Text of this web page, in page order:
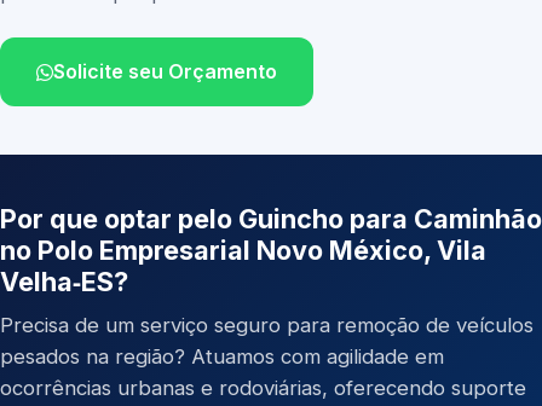
Solicite seu Orçamento
Por que optar pelo Guincho para Caminhão
no Polo Empresarial Novo México, Vila
Velha‑ES?
Precisa de um serviço seguro para remoção de veículos
pesados na região? Atuamos com agilidade em
ocorrências urbanas e rodoviárias, oferecendo suporte